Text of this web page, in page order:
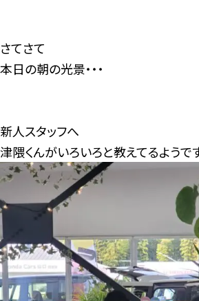
さてさて
本日の朝の光景・・・
新人スタッフへ
津隈くんがいろいろと教えてるようです